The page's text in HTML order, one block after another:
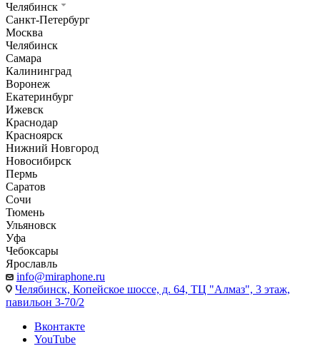
Челябинск
Санкт-Петербург
Москва
Челябинск
Самара
Калининград
Воронеж
Екатеринбург
Ижевск
Краснодар
Красноярск
Нижний Новгород
Новосибирск
Пермь
Саратов
Сочи
Тюмень
Ульяновск
Уфа
Чебоксары
Ярославль
info@miraphone.ru
Челябинск, Копейское шоссе, д. 64, ТЦ "Алмаз", 3 этаж,
павильон 3-70/2
Вконтакте
YouTube